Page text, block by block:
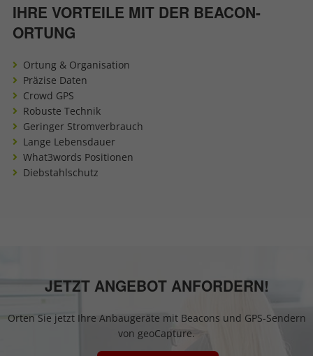
IHRE VORTEILE MIT DER BEACON-
ORTUNG
Ortung & Organisation
Präzise Daten
Crowd GPS
Robuste Technik
Geringer Stromverbrauch
Lange Lebensdauer
What3words Positionen
Diebstahlschutz
JETZT ANGEBOT ANFORDERN!
Orten Sie jetzt Ihre Anbaugeräte mit Beacons und GPS-Sendern
von geoCapture.